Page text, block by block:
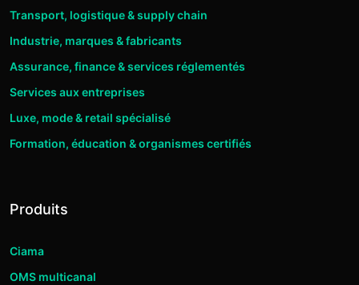
Transport, logistique & supply chain
Industrie, marques & fabricants
Assurance, finance & services réglementés
Services aux entreprises
Luxe, mode & retail spécialisé
Formation, éducation & organismes certifiés
Produits
Ciama
OMS multicanal